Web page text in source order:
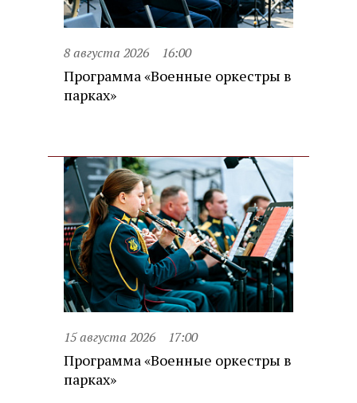
8 августа 2026 16:00
Программа «Военные оркестры в
парках»
15 августа 2026 17:00
Программа «Военные оркестры в
парках»